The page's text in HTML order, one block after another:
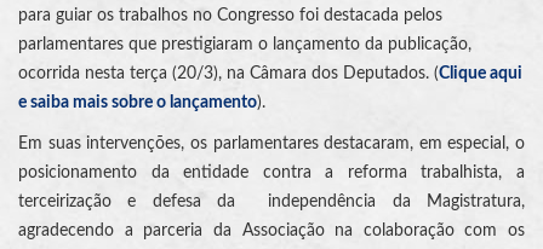
para guiar os trabalhos no Congresso foi destacada pelos
parlamentares que prestigiaram o lançamento da publicação,
ocorrida nesta terça (20/3), na Câmara dos Deputados. (Clique aqui
e saiba mais sobre o lançamento).
Em suas intervenções, os parlamentares destacaram, em especial, o
posicionamento da entidade contra a reforma trabalhista, a
terceirização e defesa da independência da Magistratura,
agradecendo a parceria da Associação na colaboração com os